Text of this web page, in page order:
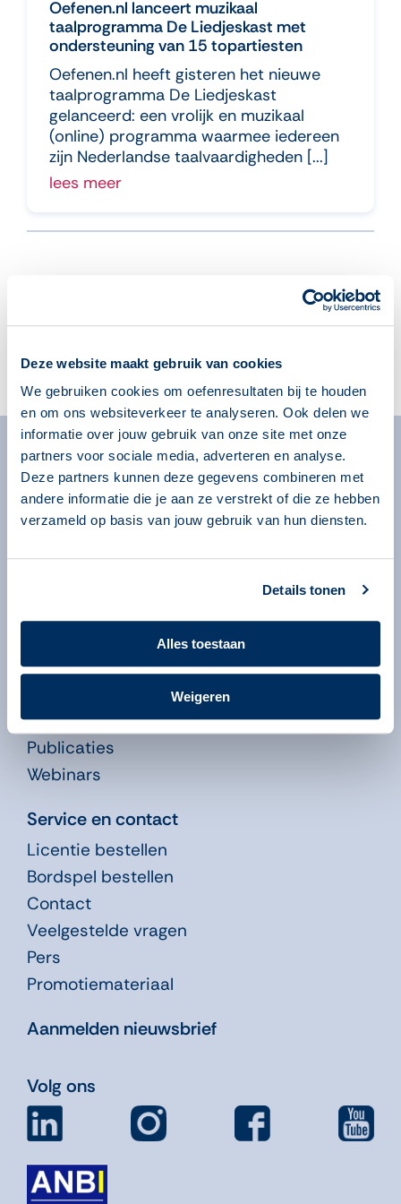
Deze website maakt gebruik van cookies
We gebruiken cookies om oefenresultaten bij te houden
en om ons websiteverkeer te analyseren. Ook delen we
informatie over jouw gebruik van onze site met onze
partners voor sociale media, adverteren en analyse.
Deze partners kunnen deze gegevens combineren met
andere informatie die je aan ze verstrekt of die ze hebben
verzameld op basis van jouw gebruik van hun diensten.
Details tonen
Alles toestaan
Weigeren
Oefenen.nl lanceert muzikaal
taalprogramma De Liedjeskast met
ondersteuning van 15 topartiesten
Oefenen.nl heeft gisteren het nieuwe
taalprogramma De Liedjeskast
gelanceerd: een vrolijk en muzikaal
(online) programma waarmee iedereen
zijn Nederlandse taalvaardigheden [...]
lees meer
Aanmelden voor de nieuwsbrief
Algemeen
Over ons
Over onze programma’s
Volgsysteem
Nieuws
Kennisbank
Leren in de Educatie
Didactiekfilms
Publicaties
Webinars
Service en contact
Licentie bestellen
Bordspel bestellen
Contact
Veelgestelde vragen
Pers
Promotiemateriaal
Aanmelden nieuwsbrief
Volg ons